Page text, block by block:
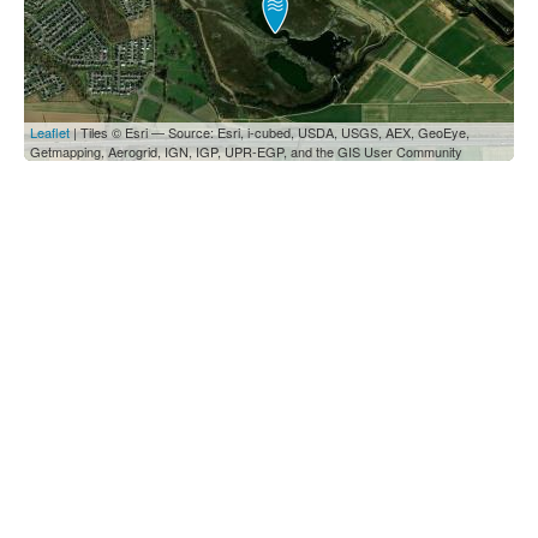
Leaflet| Tiles © Esri — Source: Esri, i-cubed, USDA, USGS, AEX, GeoEye,
Getmapping, Aerogrid, IGN, IGP, UPR-EGP, and the GIS User Community